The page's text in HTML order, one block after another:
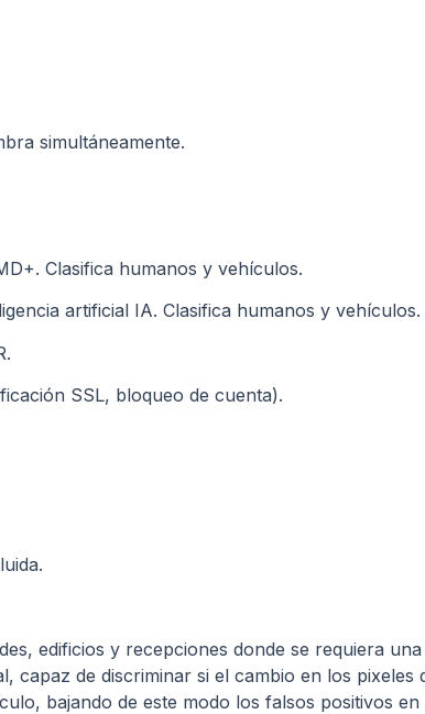
simultáneamente.
Clasifica humanos y vehículos.
artificial IA. Clasifica humanos y vehículos.
SSL, bloqueo de cuenta).
edificios y recepciones donde se requiera
capaz de discriminar si el cambio en los pixeles
bajando de este modo los falsos positivos